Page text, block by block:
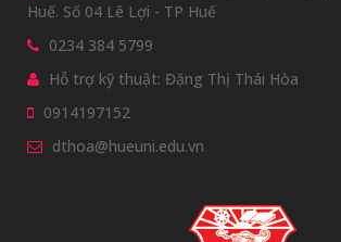
Huế. Số 04 Lê Lợi - TP Huế
0234 384 5799
Hỗ trợ kỹ thuật: Đặng Thị Thái Hòa
0914197152
dthoa@hueuni.edu.vn